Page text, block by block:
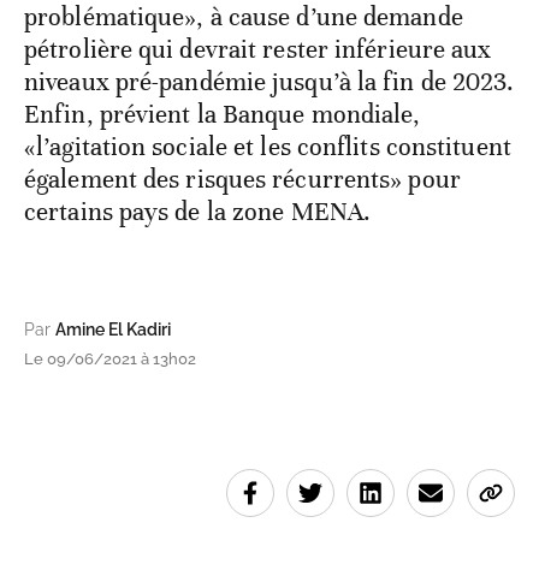
problématique», à cause d’une demande
pétrolière qui devrait rester inférieure aux
niveaux pré-pandémie jusqu’à la fin de 2023.
Enfin, prévient la Banque mondiale,
«l’agitation sociale et les conflits constituent
également des risques récurrents» pour
certains pays de la zone MENA.
Par Amine El Kadiri
Le 09/06/2021 à 13h02